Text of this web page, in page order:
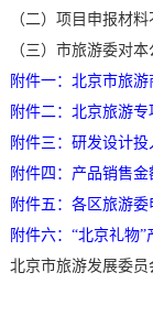
（二）项目申报
（三）市旅游委
附件一：北京市旅
附件二：北京旅游
附件三：研发设计
附件四：产品销售金
附件五：各区旅游
附件六： “北京礼物
北京市旅游发展委员